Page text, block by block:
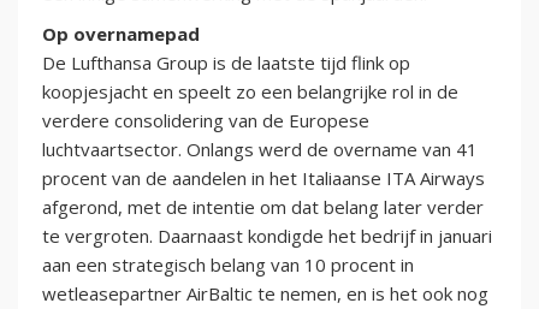
Op overnamepad
De Lufthansa Group is de laatste tijd flink op
koopjesjacht en speelt zo een belangrijke rol in de
verdere consolidering van de Europese
luchtvaartsector. Onlangs werd de overname van 41
procent van de aandelen in het Italiaanse ITA Airways
afgerond, met de intentie om dat belang later verder
te vergroten. Daarnaast kondigde het bedrijf in januari
aan een strategisch belang van 10 procent in
wetleasepartner AirBaltic te nemen, en is het ook nog